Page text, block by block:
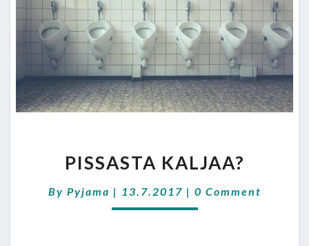
KALJAA?
PISSASTA KALJAA?
By Pyjama | 13.7.2017 | Comments
0 Comment